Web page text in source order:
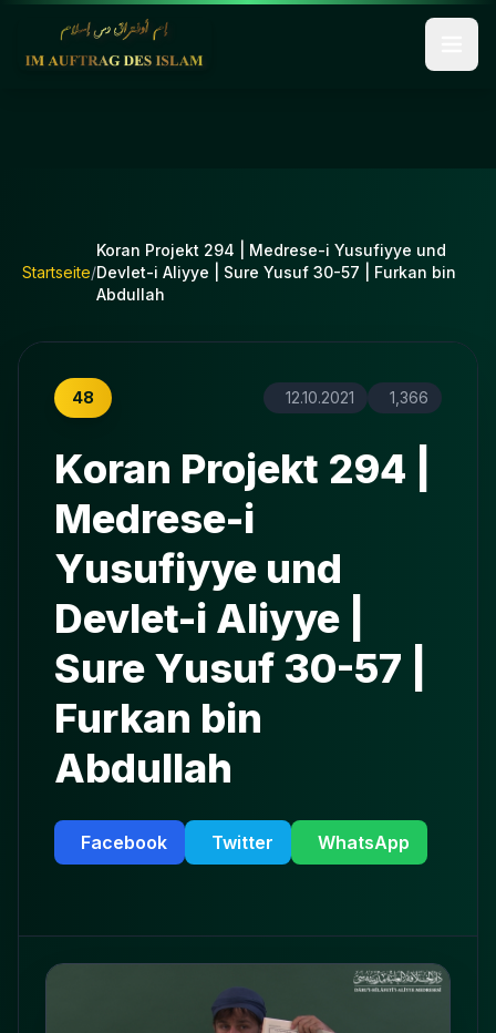
Startseite/
Koran Projekt 294 | Medrese-i Yusufiyye und
Devlet-i Aliyye | Sure Yusuf 30-57 | Furkan bin
Abdullah
48 12.10.2021 1,366
Koran Projekt 294 |
Medrese-i
Yusufiyye und
Devlet-i Aliyye |
Sure Yusuf 30-57 |
Furkan bin
Abdullah
Facebook Twitter WhatsApp